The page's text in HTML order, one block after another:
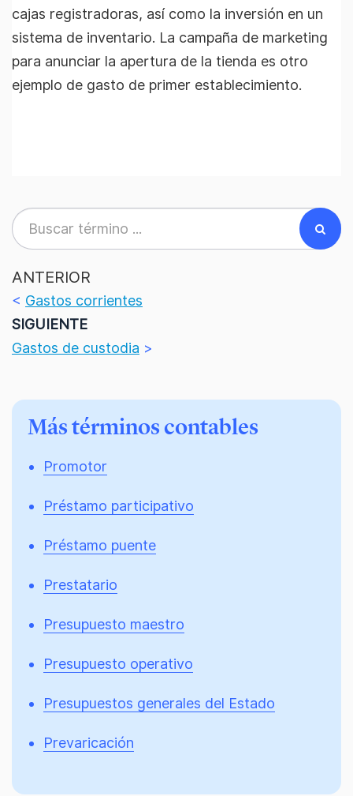
cajas registradoras, así como la inversión en un
sistema de inventario. La campaña de marketing
para anunciar la apertura de la tienda es otro
ejemplo de gasto de primer establecimiento.
ANTERIOR
< Gastos corrientes
SIGUIENTE
Gastos de custodia >
Más términos contables
Promotor
Préstamo participativo
Préstamo puente
Prestatario
Presupuesto maestro
Presupuesto operativo
Presupuestos generales del Estado
Prevaricación